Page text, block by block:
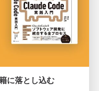
に落とし込む